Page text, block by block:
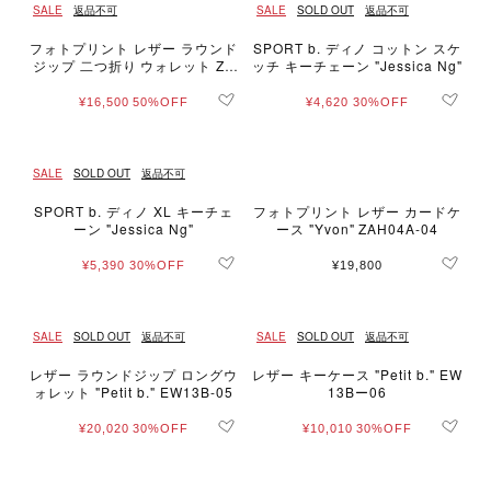
SALE 返品不可
フォトプリント レザー ラウンド
ジップ 二つ折り ウォレット ZA
¥16,500 50%OFF
SALE SOLD OUT 返品不可
SPORT b. ディノ コットン スケ
ッチ キーチェーン "Jessica Ng"
¥4,620 30%OFF
SALE SOLD OUT 返品不可
SPORT b. ディノ XL キーチェ
ーン "Jessica Ng"
¥5,390 30%OFF
フォトプリント レザー カードケ
ース "Yvon" ZAH04A-04
¥19,800
SALE SOLD OUT 返品不可
レザー ラウンドジップ ロングウ
ォレット "Petit b." EW13B-05
¥20,020 30%OFF
SALE SOLD OUT 返品不可
レザー キーケース "Petit b." EW
13Bー06
¥10,010 30%OFF